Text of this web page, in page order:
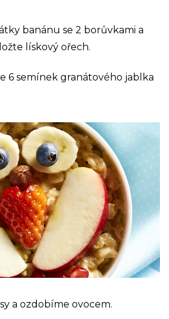
banánu se 2 borůvkami a
lískový ořech.
6 semínek granátového jablka
a ozdobíme ovocem.